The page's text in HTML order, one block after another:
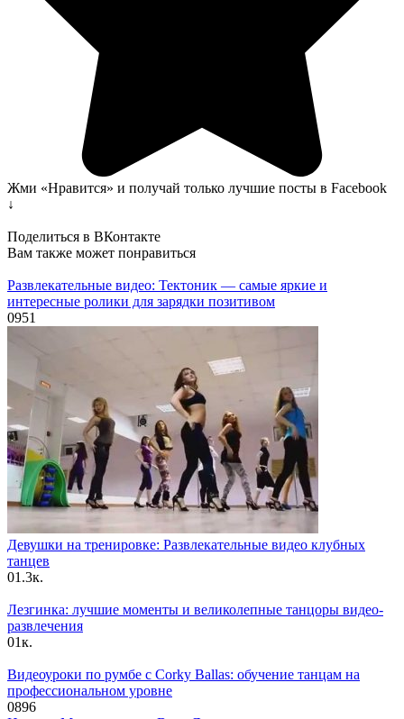
Жми «Нравится» и получай только лучшие посты в Facebook
↓
Поделиться в ВКонтакте
Вам также может понравиться
Развлекательные видео: Тектоник — самые яркие и
интересные ролики для зарядки позитивом
0951
Девушки на тренировке: Развлекательные видео клубных
танцев
01.3к.
Лезгинка: лучшие моменты и великолепные танцоры видео-
развлечения
01к.
Видеоуроки по румбе с Corky Ballas: обучение танцам на
профессиональном уровне
0896